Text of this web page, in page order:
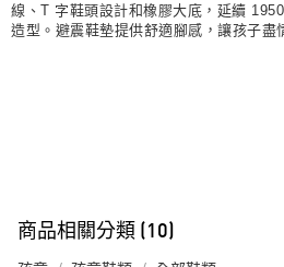
線、T 字鞋頭設計和橡膠大底，延續
造型。避震鞋墊提供舒適腳感，讓孩子盡
商品相關分類 (10)